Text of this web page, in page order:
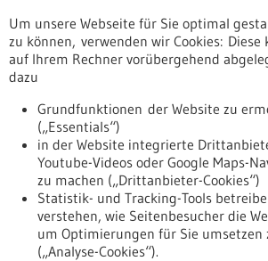
Erscheinungsdatum
Nach oben
Um unsere Webseite für Sie optimal
zu können, verwenden wir Cookies: Diese
auf Ihrem Rechner vorübergehend
dazu
Grundfunktionen der Website zu
(„Essentials“)
in der Website integrierte
Youtube-Videos oder Google Maps-
zu machen („Drittanbieter-Cookies“)
Statistik- und Tracking-Tools
verstehen, wie Seitenbesucher die
um Optimierungen für Sie umsetzen
(„Analyse-Cookies“).